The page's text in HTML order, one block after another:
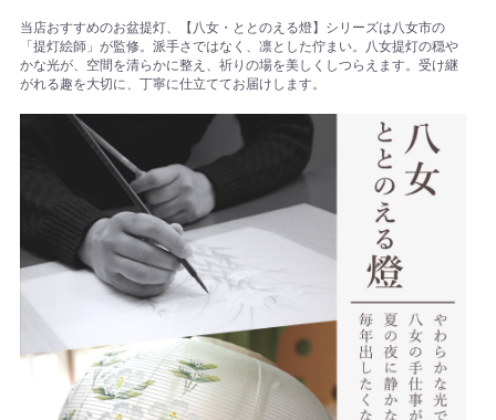
当店おすすめのお盆提灯、【八女・ととのえる燈】シリーズは八女市の
「提灯絵師」が監修。派手さではなく、凛とした佇まい。八女提灯の穏や
かな光が、空間を清らかに整え、祈りの場を美しくしつらえます。受け継
がれる趣を大切に、丁寧に仕立ててお届けします。